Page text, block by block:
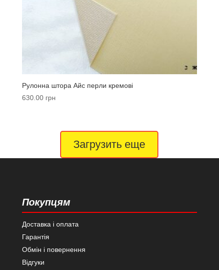
Рулонна штора Айс перли кремові
630.00грн
Загрузить еще
Покупцям
Доставка і оплата
Гарантія
Обмін і повернення
Відгуки